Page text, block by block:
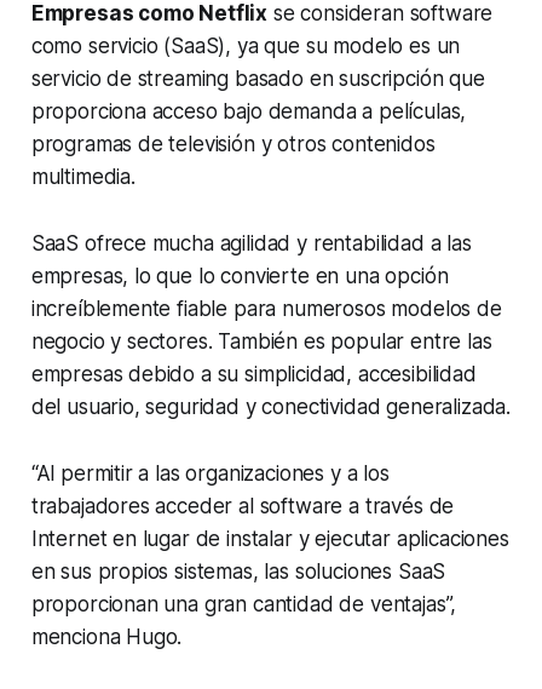
Empresas como Netflix se consideran software
como servicio (SaaS), ya que su modelo es un
servicio de streaming basado en suscripción que
proporciona acceso bajo demanda a películas,
programas de televisión y otros contenidos
multimedia.
SaaS ofrece mucha agilidad y rentabilidad a las
empresas, lo que lo convierte en una opción
increíblemente fiable para numerosos modelos de
negocio y sectores. También es popular entre las
empresas debido a su simplicidad, accesibilidad
del usuario, seguridad y conectividad generalizada.
“Al permitir a las organizaciones y a los
trabajadores acceder al software a través de
Internet en lugar de instalar y ejecutar aplicaciones
en sus propios sistemas, las soluciones SaaS
proporcionan una gran cantidad de ventajas”,
menciona Hugo.